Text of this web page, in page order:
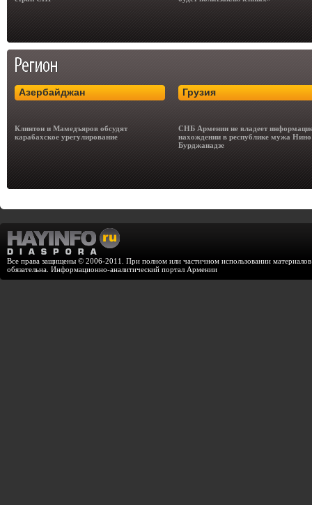
Азербайджан
Клинтон и Мамедъяров обсудят
карабахское урегулирование
Грузия
СНБ Армении не владеет
нахождении в республике мужа Нино
Бурджанадзе
Все права защищены © 2006-2011. При полном или частичном использовании
обязательна. Информационно-аналитический портал Армении